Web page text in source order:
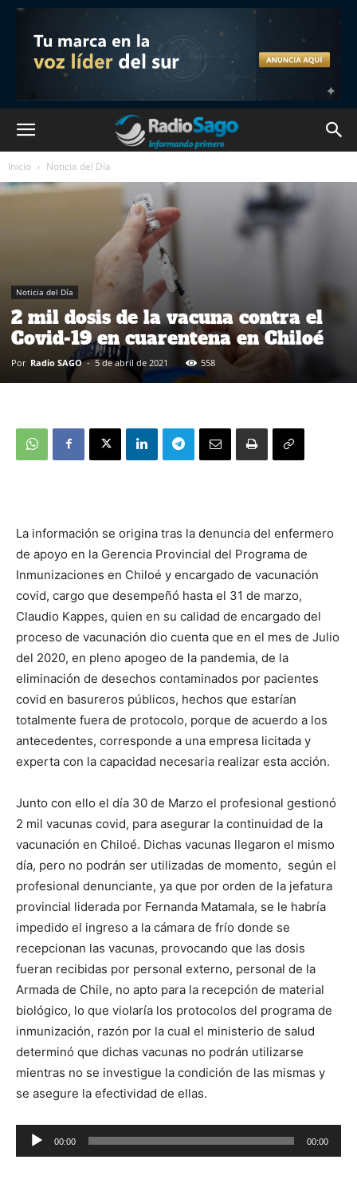
Inicio Noticia del Día
Noticia del Día
2 mil dosis de la vacuna contra el
Covid-19 en cuarentena en Chiloé
Por Radio SAGO - 5 de abril de 2021 558
La información se origina tras la denuncia del enfermero
de apoyo en la Gerencia Provincial del Programa de
Inmunizaciones en Chiloé y encargado de vacunación
covid, cargo que desempeñó hasta el 31 de marzo,
Claudio Kappes, quien en su calidad de encargado del
proceso de vacunación dio cuenta que en el mes de Julio
del 2020, en pleno apogeo de la pandemia, de la
eliminación de desechos contaminados por pacientes
covid en basureros públicos, hechos que estarían
totalmente fuera de protocolo, porque de acuerdo a los
antecedentes, corresponde a una empresa licitada y
experta con la capacidad necesaria realizar esta acción.
Junto con ello el día 30 de Marzo el profesional gestionó
2 mil vacunas covid, para asegurar la continuidad de la
vacunación en Chiloé. Dichas vacunas llegaron el mismo
día, pero no podrán ser utilizadas de momento, según el
profesional denunciante, ya que por orden de la jefatura
provincial liderada por Fernanda Matamala, se le habría
impedido el ingreso a la cámara de frío donde se
recepcionan las vacunas, provocando que las dosis
fueran recibidas por personal externo, personal de la
Armada de Chile, no apto para la recepción de material
biológico, lo que violaría los protocolos del programa de
inmunización, razón por la cual el ministerio de salud
determinó que dichas vacunas no podrán utilizarse
mientras no se investigue la condición de las mismas y
se asegure la efectividad de ellas.
Reproductor
de
00:00 00:00